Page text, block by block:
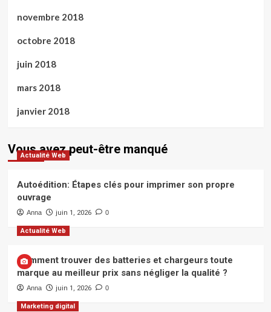
novembre 2018
octobre 2018
juin 2018
mars 2018
janvier 2018
Vous avez peut-être manqué
Actualité Web
Autoédition: Étapes clés pour imprimer son propre
ouvrage
Anna juin 1, 2026 0
Actualité Web
Comment trouver des batteries et chargeurs toute
marque au meilleur prix sans négliger la qualité ?
Anna juin 1, 2026 0
Marketing digital